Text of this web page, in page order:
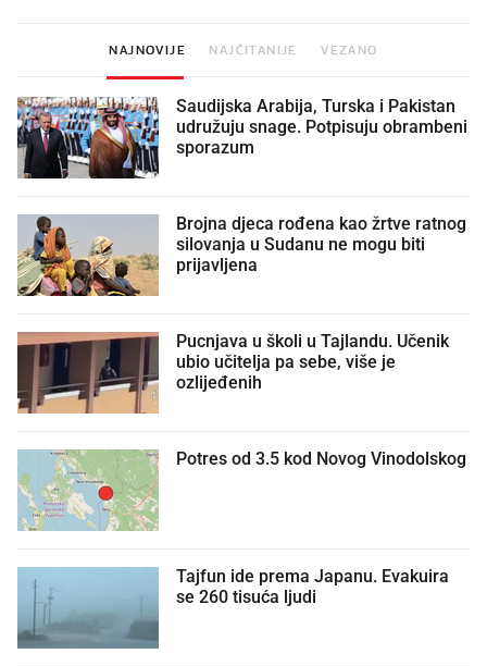
NAJNOVIJE NAJČITANIJE VEZANO
Saudijska Arabija, Turska i Pakistan
udružuju snage. Potpisuju obrambeni
sporazum
Brojna djeca rođena kao žrtve ratnog
silovanja u Sudanu ne mogu biti
prijavljena
Pucnjava u školi u Tajlandu. Učenik
ubio učitelja pa sebe, više je
ozlijeđenih
Potres od 3.5 kod Novog Vinodolskog
Tajfun ide prema Japanu. Evakuira
se 260 tisuća ljudi